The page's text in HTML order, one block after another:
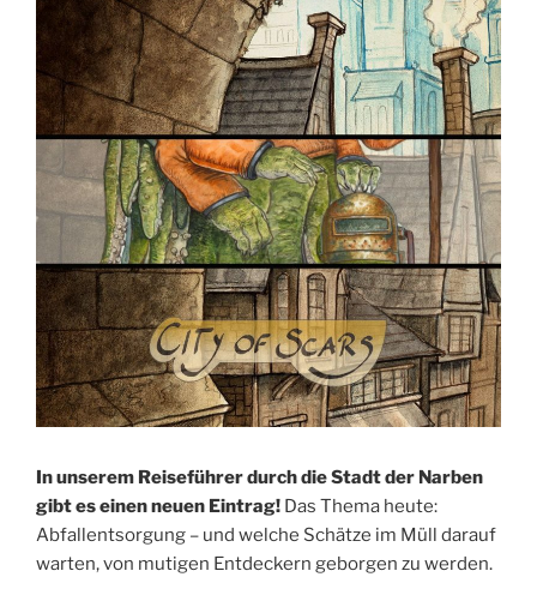
In unserem Reiseführer durch die Stadt der Narben
gibt es einen neuen Eintrag! Das Thema heute:
Abfallentsorgung – und welche Schätze im Müll darauf
warten, von mutigen Entdeckern geborgen zu werden.